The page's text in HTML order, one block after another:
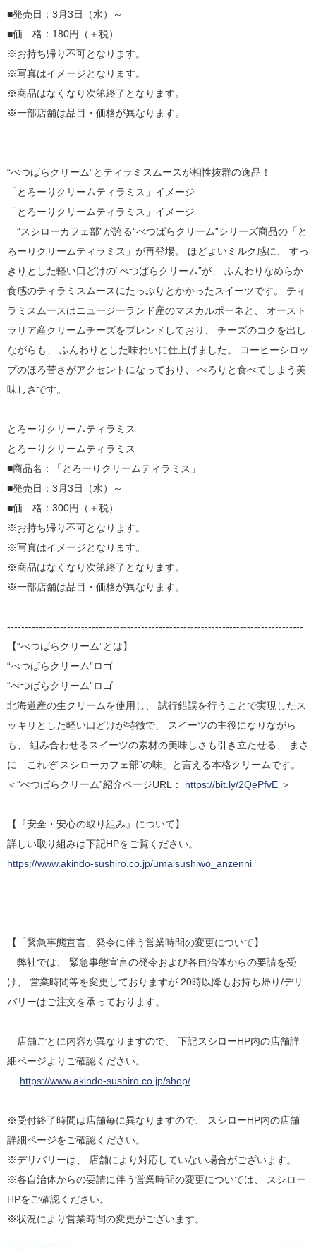
■発売日：3月3日（水）～
■価 格：180円（＋税）
※お持ち帰り不可となります。
※写真はイメージとなります。
※商品はなくなり次第終了となります。
※一部店舗は品目・価格が異なります。
“べつばらクリーム”とティラミスムースが相性抜群の逸品！
「とろーりクリームティラミス」イメージ
「とろーりクリームティラミス」イメージ
“スシローカフェ部”が誇る“べつばらクリーム”シリーズ商品の「と
ろーりクリームティラミス」が再登場。 ほどよいミルク感に、 すっ
きりとした軽い口どけの“べつばらクリーム”が、 ふんわりなめらか
食感のティラミスムースにたっぷりとかかったスイーツです。 ティ
ラミスムースはニュージーランド産のマスカルポーネと、 オースト
ラリア産クリームチーズをブレンドしており、 チーズのコクを出し
ながらも、 ふんわりとした味わいに仕上げました。 コーヒーシロッ
プのほろ苦さがアクセントになっており、 ぺろりと食べてしまう美
味しさです。
とろーりクリームティラミス
とろーりクリームティラミス
■商品名：「とろーりクリームティラミス」
■発売日：3月3日（水）～
■価 格：300円（＋税）
※お持ち帰り不可となります。
※写真はイメージとなります。
※商品はなくなり次第終了となります。
※一部店舗は品目・価格が異なります。
------------------------------------------------------------------------------------
【“べつばらクリーム”とは】
“べつばらクリーム”ロゴ
“べつばらクリーム”ロゴ
北海道産の生クリームを使用し、 試行錯誤を行うことで実現したス
ッキリとした軽い口どけが特徴で、 スイーツの主役になりながら
も、 組み合わせるスイーツの素材の美味しさも引き立たせる、 まさ
に「これぞ“スシローカフェ部”の味」と言える本格クリームです。
＜“べつばらクリーム”紹介ページURL： https://bit.ly/2QePfvE ＞
【『安全・安心の取り組み』について】
詳しい取り組みは下記HPをご覧ください。
https://www.akindo-sushiro.co.jp/umaisushiwo_anzenni
【「緊急事態宣言」発令に伴う営業時間の変更について】
弊社では、 緊急事態宣言の発令および各自治体からの要請を受
け、 営業時間等を変更しておりますが 20時以降もお持ち帰り/デリ
バリーはご注文を承っております。
店舗ごとに内容が異なりますので、 下記スシローHP内の店舗詳
細ページよりご確認ください。
https://www.akindo-sushiro.co.jp/shop/
※受付終了時間は店舗毎に異なりますので、 スシローHP内の店舗
詳細ページをご確認ください。
※デリバリーは、 店舗により対応していない場合がございます。
※各自治体からの要請に伴う営業時間の変更については、 スシロー
HPをご確認ください。
※状況により営業時間の変更がございます。